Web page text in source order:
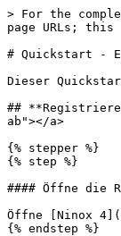
> For the
page URLs;
# Quickstart -
Dieser
##
ab"></a>
{% stepper %}
{% step %}
#### Öffne die
Öffne [Ninox
{% endstep %}